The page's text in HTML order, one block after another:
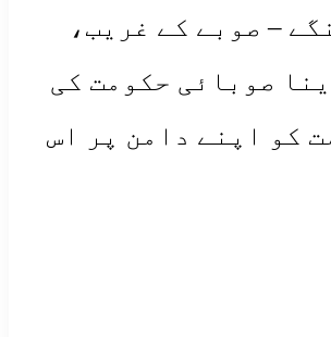
– صوبے کے غریب،
صوبائی حکومت کی
کو اپنے دامن پر اس